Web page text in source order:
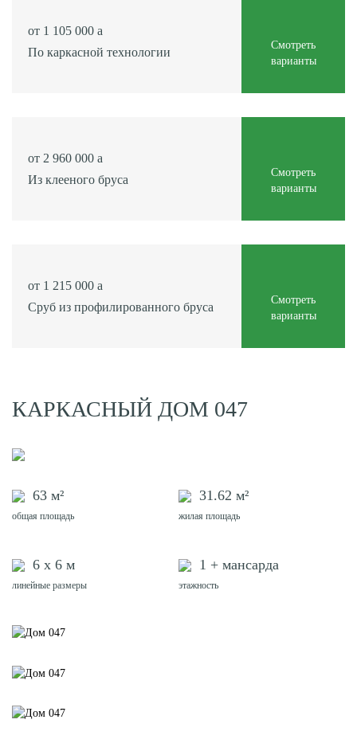
от 1 105 000
По каркасной технологии
Смотреть
варианты
от 2 960 000
Из клееного бруса
Смотреть
варианты
от 1 215 000
Сруб из профилированного бруса
Смотреть
варианты
КАРКАСНЫЙ ДОМ 047
63 м²
общая площадь
31.62 м²
жилая площадь
6 х 6 м
линейные размеры
1 + мансарда
этажность